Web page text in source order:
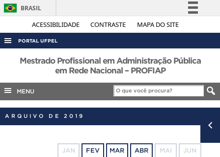
ACESSIBILIDADE CONTRASTE MAPA DO SITE
BRASIL
Simplifique!
Acesso à informação
Legislação
Canais
PORTAL UFPEL
ACESSO À INFORMAÇÃO
COBALTO
CONCURSOS
Mestrado Profissional em Administração Pública
em Rede Nacional – PROFIAP
MENU
ARQUIVO DE 2019
JAN FEV MAR ABR MAI JUN